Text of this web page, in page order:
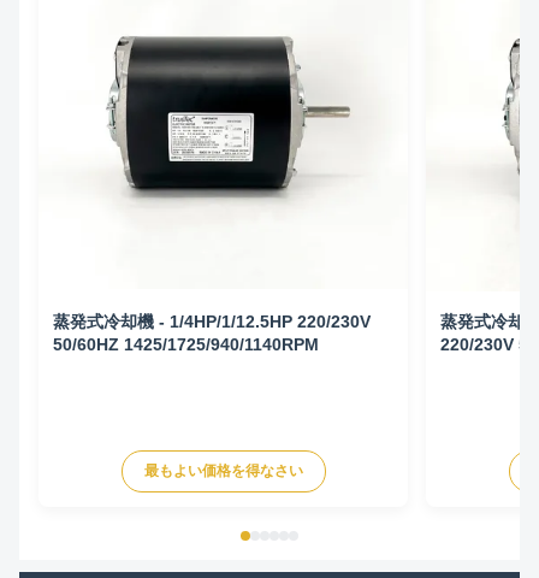
蒸発式冷却機 - 1/4HP/1/12.5HP 220/230V
50/60HZ 1425/1725/940/1140RPM
最もよい価格を得なさい
蒸発式冷却
220/230V